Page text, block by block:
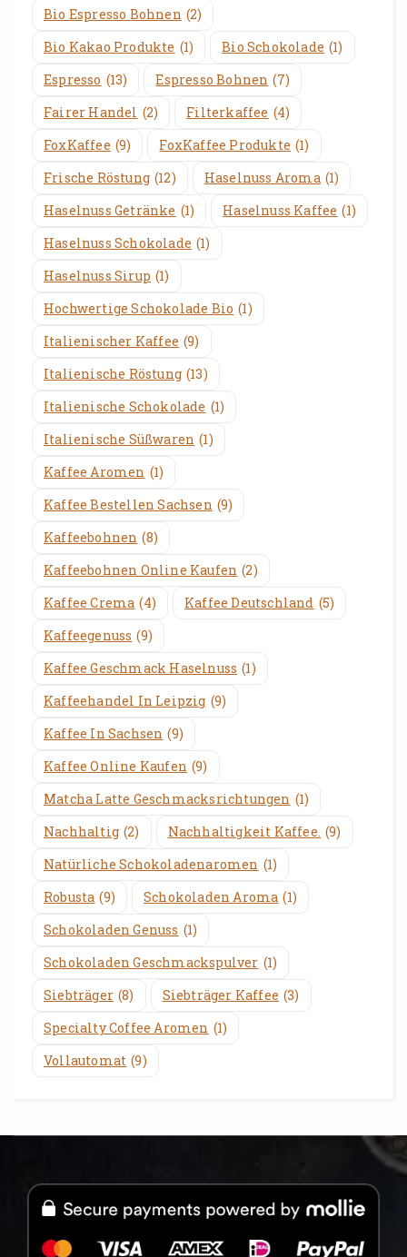
Bio Espresso Bohnen (2)
Bio Kakao Produkte (1) Bio Schokolade (1)
Espresso (13) Espresso Bohnen (7)
Fairer Handel (2) Filterkaffee (4)
FoxKaffee (9) FoxKaffee Produkte (1)
Frische Röstung (12) Haselnuss Aroma (1)
Haselnuss Getränke (1) Haselnuss Kaffee (1)
Haselnuss Schokolade (1)
Haselnuss Sirup (1)
Hochwertige Schokolade Bio (1)
Italienischer Kaffee (9)
Italienische Röstung (13)
Italienische Schokolade (1)
Italienische Süßwaren (1)
Kaffee Aromen (1)
Kaffee Bestellen Sachsen (9)
Kaffeebohnen (8)
Kaffeebohnen Online Kaufen (2)
Kaffee Crema (4) Kaffee Deutschland (5)
Kaffeegenuss (9)
Kaffee Geschmack Haselnuss (1)
Kaffeehandel In Leipzig (9)
Kaffee In Sachsen (9)
Kaffee Online Kaufen (9)
Matcha Latte Geschmacksrichtungen (1)
Nachhaltig (2) Nachhaltigkeit Kaffee. (9)
Natürliche Schokoladenaromen (1)
Robusta (9) Schokoladen Aroma (1)
Schokoladen Genuss (1)
Schokoladen Geschmackspulver (1)
Siebträger (8) Siebträger Kaffee (3)
Specialty Coffee Aromen (1)
Vollautomat (9)